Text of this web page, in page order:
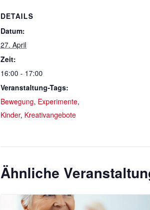
DETAILS
Datum:
27. April
Zeit:
16:00 - 17:00
Veranstaltung-Tags:
Bewegung, Experimente,
Kinder, Kreativangebote
Ähnliche